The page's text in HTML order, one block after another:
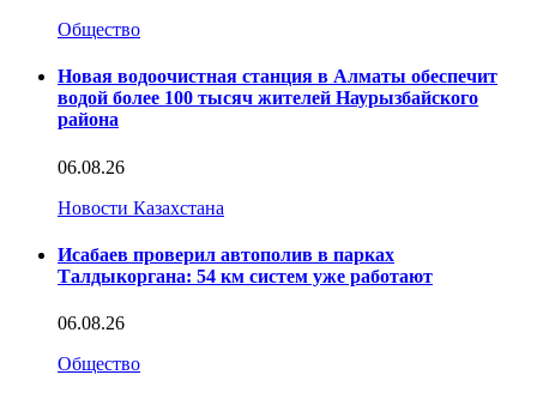
Общество
Новая водоочистная станция в Алматы обеспечит
водой более 100 тысяч жителей Наурызбайского
района
06.08.26
Новости Казахстана
Исабаев проверил автополив в парках
Талдыкоргана: 54 км систем уже работают
06.08.26
Общество